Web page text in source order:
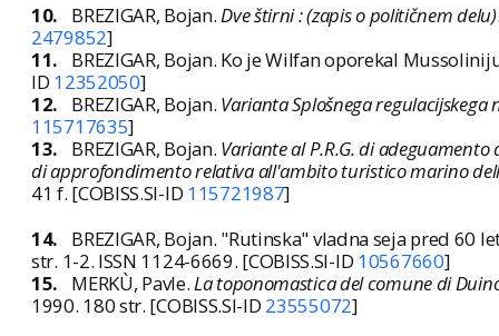
10.
BREZIGAR, Bojan.Dve štirni : (zapis o političnem delu)
2479852]
11.
BREZIGAR, Bojan. Ko je Wilfan oporekal
ID 12352050]
12.
BREZIGAR, Bojan. Varianta Splošnega regulacijskega
115717635]
13.
BREZIGAR, Bojan. Variante al P.R.G. di adeguamento
di approfondimento relativa all'ambito turistico marino
41 f. [COBISS.SI-ID 115721987]
14.
BREZIGAR, Bojan. "Rutinska" vladna seja pred 60
str. 1-2. ISSN 1124-6669. [COBISS.SI-ID 10567660]
15.
MERKÙ, Pavle.La toponomastica del comune di
1990. 180 str. [COBISS.SI-ID 23555072]